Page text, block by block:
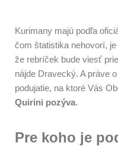
Kurimany majú podľa
čom štatistika nehovorí,
že rebríček bude viesť
nájde Dravecký. A práve
podujatie, na ktoré Vás
Quirini pozýva.
Pre koho je